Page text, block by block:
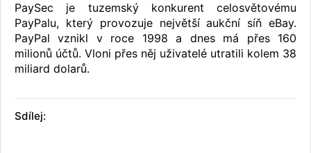
PaySec je tuzemský konkurent celosvětovému
PayPalu, který provozuje největší aukční síň eBay.
PayPal vznikl v roce 1998 a dnes má přes 160
milionů účtů. Vloni přes něj uživatelé utratili kolem 38
miliard dolarů.
Sdílej: